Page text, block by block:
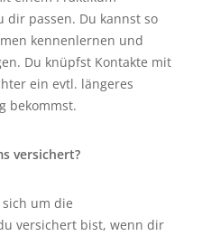
dir passen. Du kannst so
kennenlernen und
Du knüpfst Kontakte mit
ein evtl. längeres
bekommst.
versichert?
um die
versichert bist, wenn dir